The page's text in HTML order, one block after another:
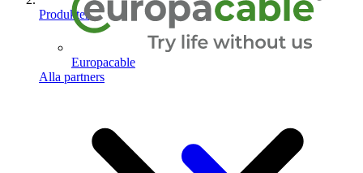
Europacable
Alla partners
Produkter